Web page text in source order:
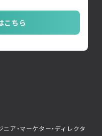
こちら
ア・マーケター・ディレクタ